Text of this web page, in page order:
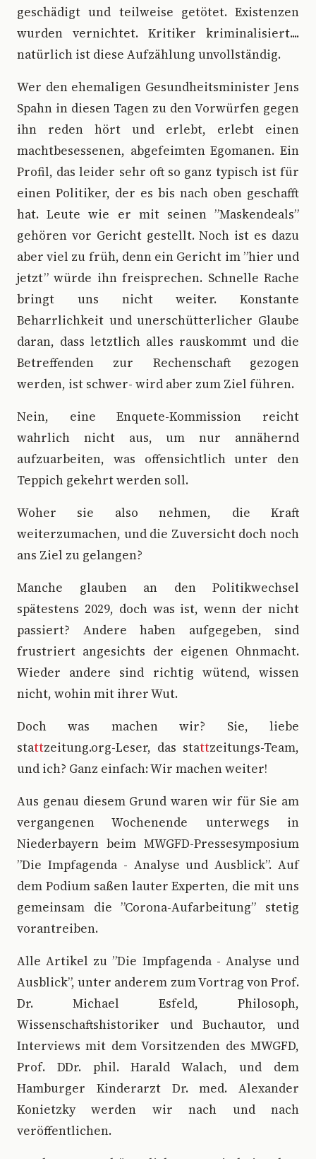
geschädigt und teilweise getötet. Existenzen
wurden vernichtet. Kritiker kriminalisiert....
natürlich ist diese Aufzählung unvollständig.
Wer den ehemaligen Gesundheitsminister Jens
Spahn in diesen Tagen zu den Vorwürfen gegen
ihn reden hört und erlebt, erlebt einen
machtbesessenen, abgefeimten Egomanen. Ein
Profil, das leider sehr oft so ganz typisch ist für
einen Politiker, der es bis nach oben geschafft
hat. Leute wie er mit seinen ”Maskendeals”
gehören vor Gericht gestellt. Noch ist es dazu
aber viel zu früh, denn ein Gericht im ”hier und
jetzt” würde ihn freisprechen. Schnelle Rache
bringt uns nicht weiter. Konstante
Beharrlichkeit und unerschütterlicher Glaube
daran, dass letztlich alles rauskommt und die
Betreffenden zur Rechenschaft gezogen
werden, ist schwer- wird aber zum Ziel führen.
Nein, eine Enquete-Kommission reicht
wahrlich nicht aus, um nur annähernd
aufzuarbeiten, was offensichtlich unter den
Teppich gekehrt werden soll.
Woher sie also nehmen, die Kraft
weiterzumachen, und die Zuversicht doch noch
ans Ziel zu gelangen?
Manche glauben an den Politikwechsel
spätestens 2029, doch was ist, wenn der nicht
passiert? Andere haben aufgegeben, sind
frustriert angesichts der eigenen Ohnmacht.
Wieder andere sind richtig wütend, wissen
nicht, wohin mit ihrer Wut.
Doch was machen wir? Sie, liebe
stattzeitung.org-Leser, das stattzeitungs-Team,
und ich? Ganz einfach: Wir machen weiter!
Aus genau diesem Grund waren wir für Sie am
vergangenen Wochenende unterwegs in
Niederbayern beim MWGFD-Pressesymposium
”Die Impfagenda - Analyse und Ausblick”. Auf
dem Podium saßen lauter Experten, die mit uns
gemeinsam die ”Corona-Aufarbeitung” stetig
vorantreiben.
Alle Artikel zu ”Die Impfagenda - Analyse und
Ausblick”, unter anderem zum Vortrag von Prof.
Dr. Michael Esfeld, Philosoph,
Wissenschaftshistoriker und Buchautor, und
Interviews mit dem Vorsitzenden des MWGFD,
Prof. DDr. phil. Harald Walach, und dem
Hamburger Kinderarzt Dr. med. Alexander
Konietzky werden wir nach und nach
veröffentlichen.